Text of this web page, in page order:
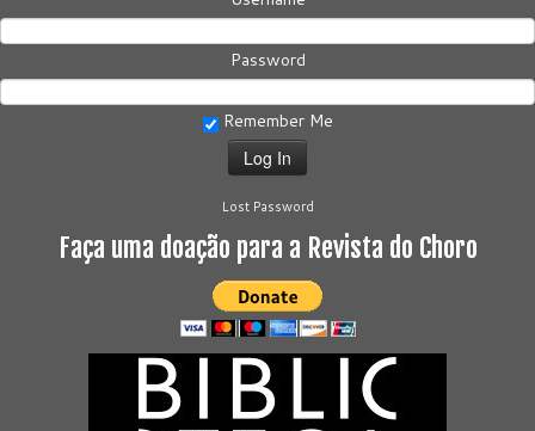
Password
Remember Me
Lost Password
Faça uma doação para a Revista do Choro